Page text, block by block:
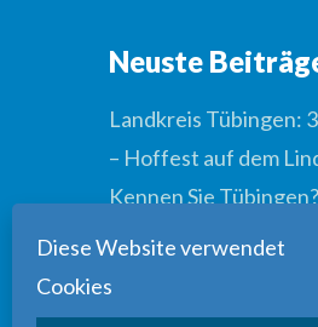
Neuste
Landkreis Tübingen:
– Hoffest auf dem
Kennen Sie
gestalteten
Spielevormittag für
Stadtbücherei am 12.
Diese Website verwendet
Cookies